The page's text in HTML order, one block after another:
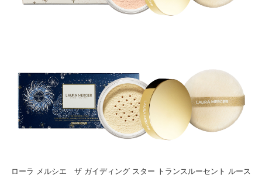
ローラ メルシエ ザ ガイディング スター トランスルーセント ルース